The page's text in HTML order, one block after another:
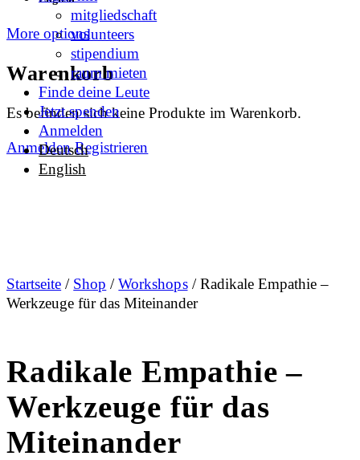
More options
Warenkorb
Es befinden sich keine Produkte im Warenkorb.
Anmelden Registrieren
mitgliedschaft
volunteers
stipendium
raum mieten
Finde deine Leute
Jetzt spenden
Anmelden
Deutsch
English
Startseite / Shop /Workshops/ Radikale Empathie –
Werkzeuge für das Miteinander
Radikale Empathie –
Werkzeuge für das
Miteinander